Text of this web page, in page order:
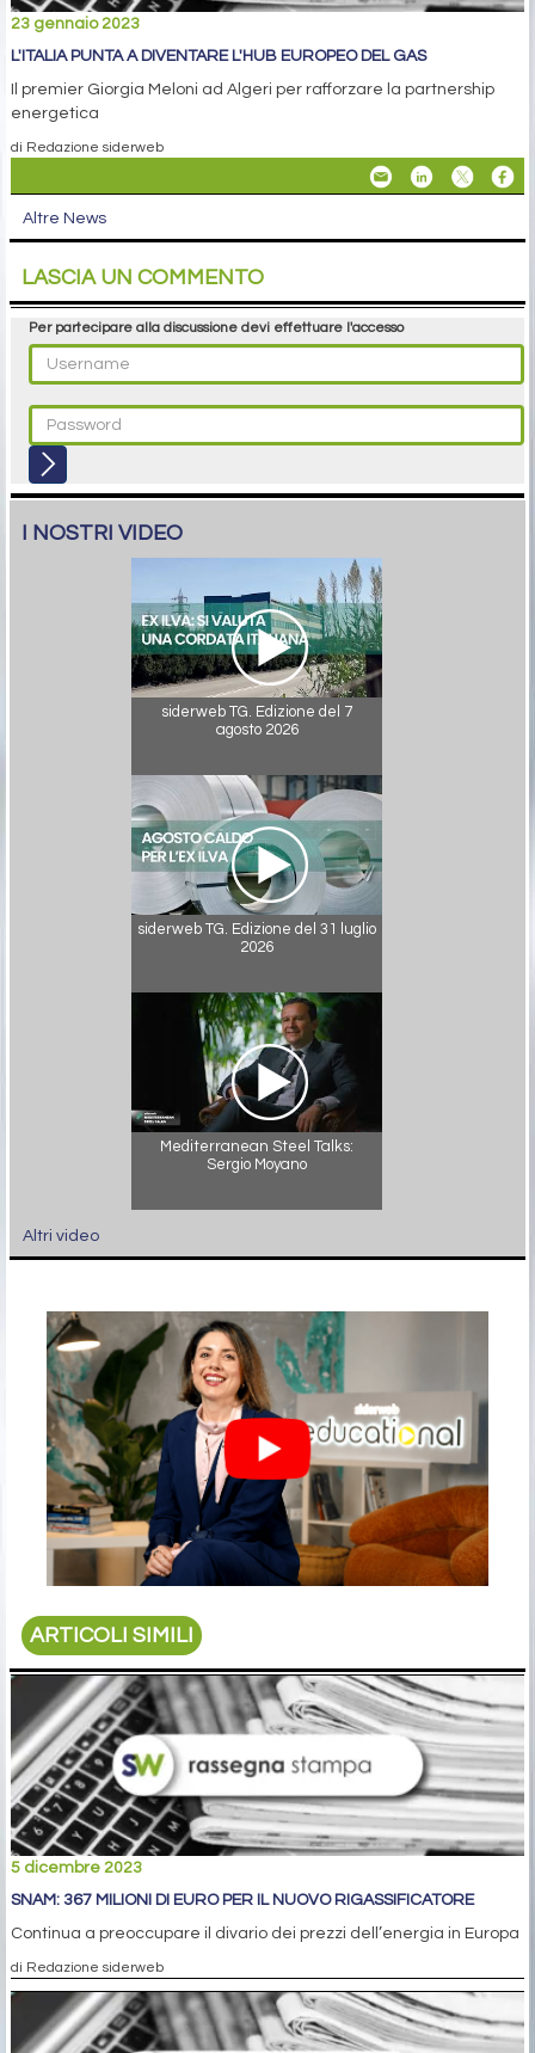
23 gennaio 2023
L'ITALIA PUNTA A DIVENTARE L'HUB EUROPEO DEL GAS
Il premier Giorgia Meloni ad Algeri per rafforzare la partnership
energetica
di Redazione siderweb
Altre News
LASCIA UN COMMENTO
Per partecipare alla discussione devi effettuare l'accesso
I NOSTRI VIDEO
siderweb TG. Edizione del 7
agosto 2026
siderweb TG. Edizione del 31 luglio
2026
Mediterranean Steel Talks:
Sergio Moyano
Altri video
ARTICOLI SIMILI
5 dicembre 2023
SNAM: 367 MILIONI DI EURO PER IL NUOVO RIGASSIFICATORE
Continua a preoccupare il divario dei prezzi dell’energia in Europa
di Redazione siderweb